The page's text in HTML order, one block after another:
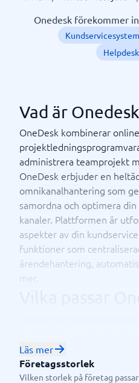
Onedesk förekommer
Kundservicesystem
Vad är
OneDesk kombinerar
administrera teamprojekt
OneDesk erbjuder en
omnikanalhantering som
samordna och optimera
kanaler. Plattformen är
aspekter av din
funktioner som
ärendehantering,
mer.
verktygen för att hantera
kundinteraktionen på alla
lämplig för små och
Läs mer
Företagsstorlek
Vilken storlek på företag